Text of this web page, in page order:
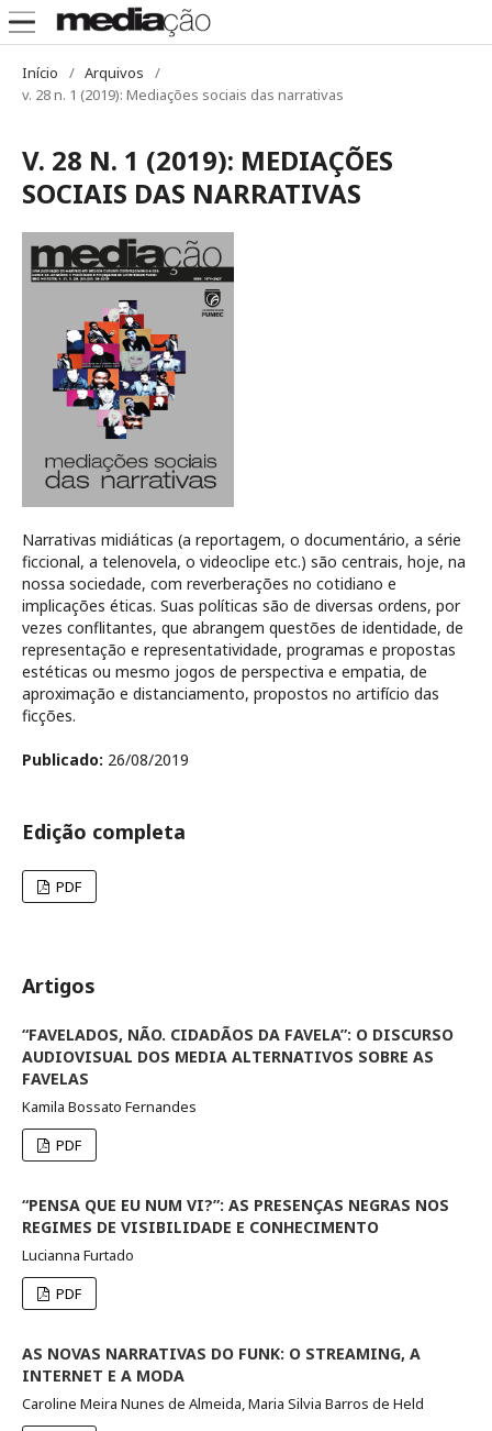
Início / Arquivos
/
v. 28 n. 1 (2019): Mediações sociais das narrativas
V. 28 N. 1 (2019): MEDIAÇÕES
SOCIAIS DAS NARRATIVAS
Narrativas midiáticas (a reportagem, o documentário, a série
ficcional, a telenovela, o videoclipe etc.) são centrais, hoje, na
nossa sociedade, com reverberações no cotidiano e
implicações éticas. Suas políticas são de diversas ordens, por
vezes conflitantes, que abrangem questões de identidade, de
representação e representatividade, programas e propostas
estéticas ou mesmo jogos de perspectiva e empatia, de
aproximação e distanciamento, propostos no artifício das
ficções.
Publicado: 26/08/2019
Edição completa
PDF
Artigos
“FAVELADOS, NÃO. CIDADÃOS DA FAVELA”: O DISCURSO
AUDIOVISUAL DOS MEDIA ALTERNATIVOS SOBRE AS
FAVELAS
Kamila Bossato Fernandes
PDF
“PENSA QUE EU NUM VI?”: AS PRESENÇAS NEGRAS NOS
REGIMES DE VISIBILIDADE E CONHECIMENTO
Lucianna Furtado
PDF
AS NOVAS NARRATIVAS DO FUNK: O STREAMING, A
INTERNET E A MODA
Caroline Meira Nunes de Almeida, Maria Silvia Barros de Held